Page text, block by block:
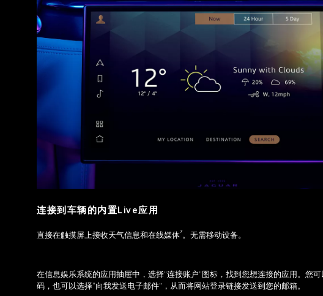
连接到车辆的内置Live应用
直接在触摸屏上接收天气信息和在线媒体7 。无需移动设备。
在信息娱乐系统的应用抽屉中，选择“连接账户”图标，找到您想连接的应用。您
码，也可以选择“向我发送电子邮件”，从而将网站登录链接发送到您的邮箱。